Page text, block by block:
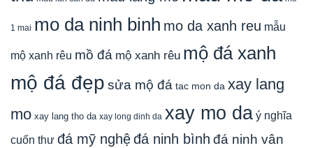
1 mai mo da ninh binh mo da xanh reu mẫu
mộ xanh rêu mồ đá mộ xanh rêu mộ đá xanh
mộ đá đẹp sửa mộ đá tac mon da xay lang
mo xay lang tho da xay long dinh da xay mo da ý nghĩa
cuốn thư đá mỹ nghệđá ninh bình đá ninh vân